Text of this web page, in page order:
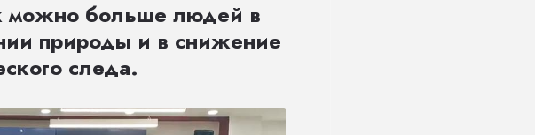
можно больше людей в
природы и в снижение
следа.